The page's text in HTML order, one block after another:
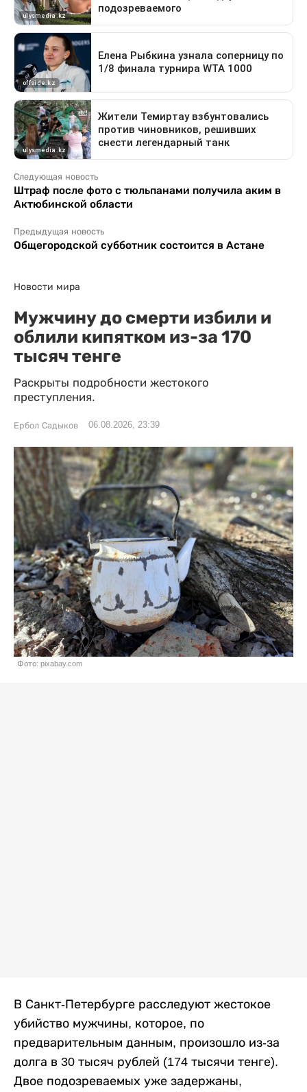
Следующая новость
Штраф после фото с тюльпанами получила аким в
Актюбинской области
Предыдущая новость
Общегородской субботник состоится в Астане
Новости мира
Мужчину до смерти избили и
облили кипятком из-за 170
тысяч тенге
Раскрыты подробности жестокого
преступления.
Ербол Садыков 06.08.2026, 23:39
Фото: pixabay.com
В Санкт-Петербурге расследуют жестокое
убийство мужчины, которое, по
предварительным данным, произошло из-за
долга в 30 тысяч рублей (174 тысячи тенге).
Двое подозреваемых уже задержаны,